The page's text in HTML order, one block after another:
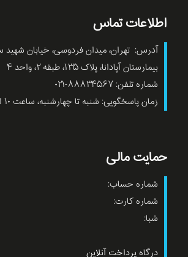
اطلاعات تماس
آدرس: تهران، میدان فردوسی، خیابان شهید
بیمارستان آپادانا، پلاک ۱۳۵، طبقه ۲، واحد ۴
شماره تلفن: ۸۸۸۳۴۵۶۷-۰۲۱
زمان پاسخگویی: شنبه تا چهارشنبه، ساعت ۱۰ الی ۱۶
حمایت مالی
شماره حساب:
شماره کارت:
شبا:
درگاه پرداخت آنلاین